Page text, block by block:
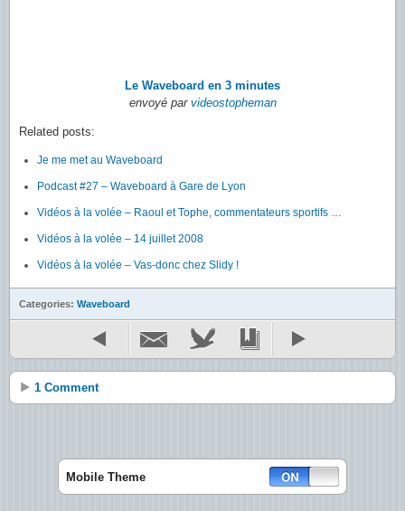
Le Waveboard en 3 minutes
envoyé par videostopheman
Related posts:
Je me met au Waveboard
Podcast #27 – Waveboard à Gare de Lyon
Vidéos à la volée – Raoul et Tophe, commentateurs sportifs …
Vidéos à la volée – 14 juillet 2008
Vidéos à la volée – Vas-donc chez Slidy !
Categories: Waveboard
1 Comment
Mobile Theme